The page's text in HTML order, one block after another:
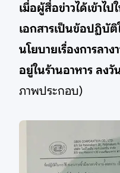
เมื่อผู้สื่อข่าวได้เข้าไ
เอกสารเป็นข้อปฏิบั
นโยบายเรื่องการล
อยู่ในร้านอาหาร ลง
ภาพประกอบ)